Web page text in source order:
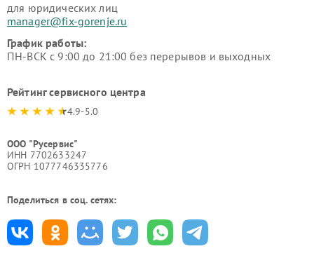
для юридических лиц
manager@fix-gorenje.ru
График работы:
ПН-ВСК с 9:00 до 21:00 без перерывов и выходных
Рейтинг сервисного центра
4.9-5.0
ООО "Русервис"
ИНН 7702633247
ОГРН 1077746335776
Поделиться в соц. сетях: